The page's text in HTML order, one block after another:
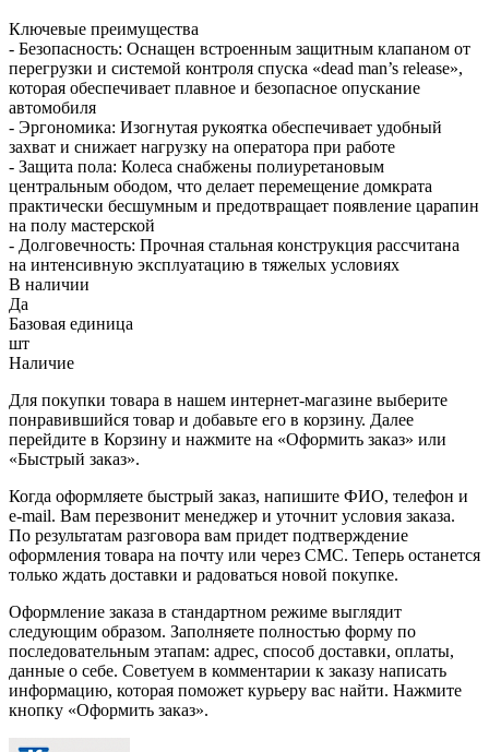
Ключевые преимущества
- Безопасность: Оснащен встроенным защитным клапаном от
перегрузки и системой контроля спуска «dead man’s release»,
которая обеспечивает плавное и безопасное опускание
автомобиля
- Эргономика: Изогнутая рукоятка обеспечивает удобный
захват и снижает нагрузку на оператора при работе
- Защита пола: Колеса снабжены полиуретановым
центральным ободом, что делает перемещение домкрата
практически бесшумным и предотвращает появление царапин
на полу мастерской
- Долговечность: Прочная стальная конструкция рассчитана
на интенсивную эксплуатацию в тяжелых условиях
В наличии
Да
Базовая единица
шт
Наличие
Для покупки товара в нашем интернет-магазине выберите
понравившийся товар и добавьте его в корзину. Далее
перейдите в Корзину и нажмите на «Оформить заказ» или
«Быстрый заказ».
Когда оформляете быстрый заказ, напишите ФИО, телефон и
e-mail. Вам перезвонит менеджер и уточнит условия заказа.
По результатам разговора вам придет подтверждение
оформления товара на почту или через СМС. Теперь останется
только ждать доставки и радоваться новой покупке.
Оформление заказа в стандартном режиме выглядит
следующим образом. Заполняете полностью форму по
последовательным этапам: адрес, способ доставки, оплаты,
данные о себе. Советуем в комментарии к заказу написать
информацию, которая поможет курьеру вас найти. Нажмите
кнопку «Оформить заказ».